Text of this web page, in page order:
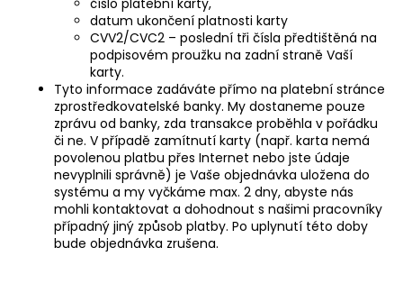
datum ukončení platnosti karty
CVV2/CVC2 – poslední tři čísla předtištěná na
podpisovém proužku na zadní straně Vaší
karty.
Tyto informace zadáváte přímo na platební stránce
zprostředkovatelské banky. My dostaneme pouze
zprávu od banky, zda transakce proběhla v pořádku
či ne. V případě zamítnutí karty (např. karta nemá
povolenou platbu přes Internet nebo jste údaje
nevyplnili správně) je Vaše objednávka uložena do
systému a my vyčkáme max. 2 dny, abyste nás
mohli kontaktovat a dohodnout s našimi pracovníky
případný jiný způsob platby. Po uplynutí této doby
bude objednávka zrušena.
ŠORTKY
LONG
DÁMSKÉ
TENKÉ